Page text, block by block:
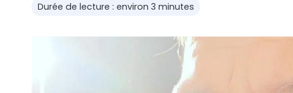
Durée de lecture : environ 3 minutes